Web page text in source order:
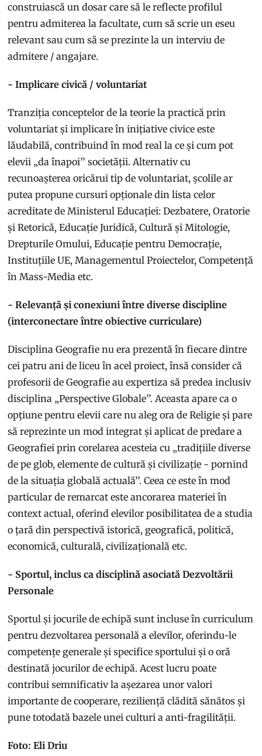
construiască un dosar care să le reflecte profilul
pentru admiterea la facultate, cum să scrie un eseu
relevant sau cum să se prezinte la un interviu de
admitere / angajare.
- Implicare civică / voluntariat
Tranziția conceptelor de la teorie la practică prin
voluntariat și implicare în inițiative civice este
lăudabilă, contribuind în mod real la ce și cum pot
elevii „da înapoi’’ societății. Alternativ cu
recunoașterea oricărui tip de voluntariat, școlile ar
putea propune cursuri opționale din lista celor
acreditate de Ministerul Educației: Dezbatere, Oratorie
și Retorică, Educație Juridică, Cultură și Mitologie,
Drepturile Omului, Educație pentru Democrație,
Instituțiile UE, Managementul Proiectelor, Competență
în Mass-Media etc.
- Relevanță și conexiuni între diverse discipline
(interconectare între obiective curriculare)
Disciplina Geografie nu era prezentă în fiecare dintre
cei patru ani de liceu în acel proiect, însă consider că
profesorii de Geografie au expertiza să predea inclusiv
disciplina „Perspective Globale’’. Aceasta apare ca o
opțiune pentru elevii care nu aleg ora de Religie și pare
să reprezinte un mod integrat și aplicat de predare a
Geografiei prin corelarea acesteia cu „tradițiile diverse
de pe glob, elemente de cultură și civilizație - pornind
de la situația globală actuală’’. Ceea ce este în mod
particular de remarcat este ancorarea materiei în
context actual, oferind elevilor posibilitatea de a studia
o țară din perspectivă istorică, geografică, politică,
economică, culturală, civilizațională etc.
- Sportul, inclus ca disciplină asociată Dezvoltării
Personale
Sportul și jocurile de echipă sunt incluse în curriculum
pentru dezvoltarea personală a elevilor, oferindu-le
competențe generale și specifice sportului și o oră
destinată jocurilor de echipă. Acest lucru poate
contribui semnificativ la așezarea unor valori
importante de cooperare, reziliență clădită sănătos și
pune totodată bazele unei culturi a anti-fragilității.
Foto: Eli Driu